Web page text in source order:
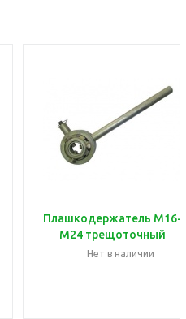
Плашкодержатель M16-
М24 трещоточный
Нет в наличии